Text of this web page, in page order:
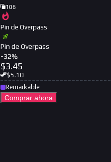
106
Pin de Overpass
Pin de Overpass
-32%
$3.45
$5.10
Remarkable
Comprar ahora